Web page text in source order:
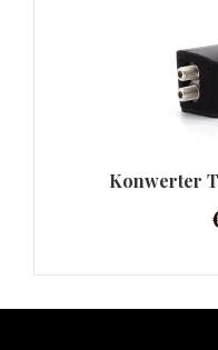
Konwerter